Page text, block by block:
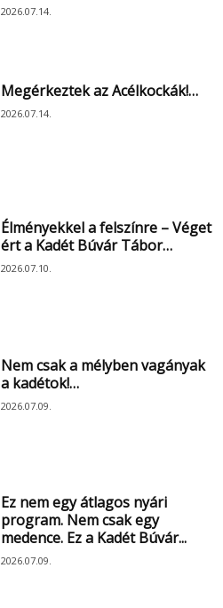
2026.07.14.
Megérkeztek az Acélkockák!…
2026.07.14.
Élményekkel a felszínre – Véget
ért a Kadét Búvár Tábor…
2026.07.10.
Nem csak a mélyben vagányak
a kadétok!…
2026.07.09.
Ez nem egy átlagos nyári
program. Nem csak egy
medence. Ez a Kadét Búvár...
2026.07.09.